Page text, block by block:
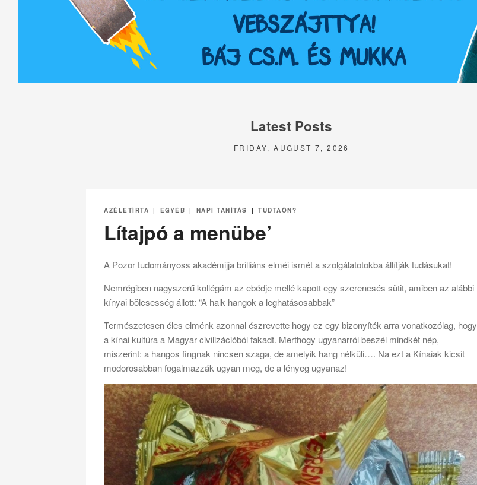
Latest Posts
FRIDAY, AUGUST 7, 2026
AZÉLETÍRTA | EGYÉB | NAPI TANÍTÁS | TUDTAÖN?
Lítajpó a menübe’
A Pozor tudományoss akadémijja brilliáns elméi ismét a szolgálatotokba állítják tudásukat!
Nemrégiben nagyszerű kollégám az ebédje mellé kapott egy szerencsés sütit, amiben az alábbi
kínyai bölcsesség állott: “A halk hangok a leghatásosabbak”
Természetesen éles elménk azonnal észrevette hogy ez egy bizonyíték arra vonatkozólag, hogy
a kínai kultúra a Magyar civilizációból fakadt. Merthogy ugyanarról beszél mindkét nép,
miszerint: a hangos fingnak nincsen szaga, de amelyik hang nélküli…. Na ezt a Kínaiak kicsit
modorosabban fogalmazzák ugyan meg, de a lényeg ugyanaz!